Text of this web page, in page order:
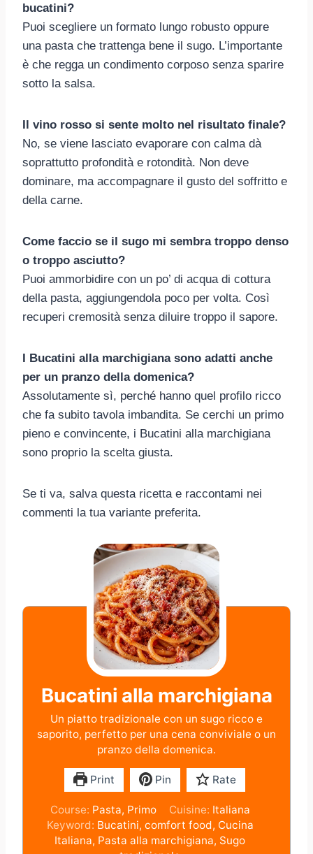
bucatini?
Puoi scegliere un formato lungo robusto oppure
una pasta che trattenga bene il sugo. L’importante
è che regga un condimento corposo senza sparire
sotto la salsa.
Il vino rosso si sente molto nel risultato finale?
No, se viene lasciato evaporare con calma dà
soprattutto profondità e rotondità. Non deve
dominare, ma accompagnare il gusto del soffritto e
della carne.
Come faccio se il sugo mi sembra troppo denso
o troppo asciutto?
Puoi ammorbidire con un po’ di acqua di cottura
della pasta, aggiungendola poco per volta. Così
recuperi cremosità senza diluire troppo il sapore.
I Bucatini alla marchigiana sono adatti anche
per un pranzo della domenica?
Assolutamente sì, perché hanno quel profilo ricco
che fa subito tavola imbandita. Se cerchi un primo
pieno e convincente, i Bucatini alla marchigiana
sono proprio la scelta giusta.
Se ti va, salva questa ricetta e raccontami nei
commenti la tua variante preferita.
Bucatini alla marchigiana
Un piatto tradizionale con un sugo ricco e
saporito, perfetto per una cena conviviale o un
pranzo della domenica.
Print Pin Rate
Course: Pasta, Primo Cuisine: Italiana
Keyword: Bucatini, comfort food, Cucina
Italiana, Pasta alla marchigiana, Sugo